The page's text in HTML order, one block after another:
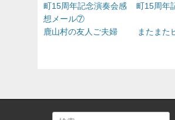
ー
稿
ナ
ビ
の
投
稿:
町15周年記念演奏会感
想メール⑦
鹿山村の友人ご夫婦
の
稿:
町15周年
またまた